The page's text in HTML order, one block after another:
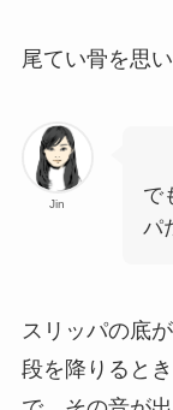
尾てい骨を思
Jin
で
パ
スリッパの底
段を降りると